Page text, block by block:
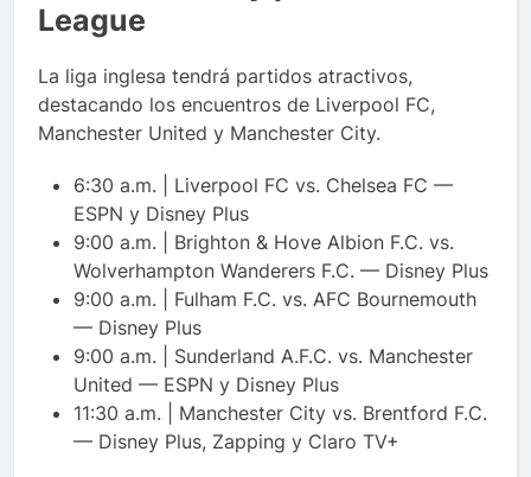
League
La liga inglesa tendrá partidos atractivos,
destacando los encuentros de Liverpool FC,
Manchester United y Manchester City.
6:30 a.m. | Liverpool FC vs. Chelsea FC —
ESPN y Disney Plus
9:00 a.m. | Brighton & Hove Albion F.C. vs.
Wolverhampton Wanderers F.C. — Disney Plus
9:00 a.m. | Fulham F.C. vs. AFC Bournemouth
— Disney Plus
9:00 a.m. | Sunderland A.F.C. vs. Manchester
United — ESPN y Disney Plus
11:30 a.m. | Manchester City vs. Brentford F.C.
— Disney Plus, Zapping y Claro TV+